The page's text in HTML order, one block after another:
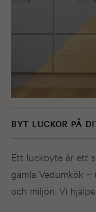
BYT LUCKOR PÅ
Ett luckbyte är ett
gamla Vedumkök
och miljön. Vi